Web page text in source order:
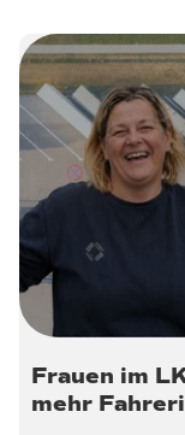
22. Juli 2026
Frauen im
mehr